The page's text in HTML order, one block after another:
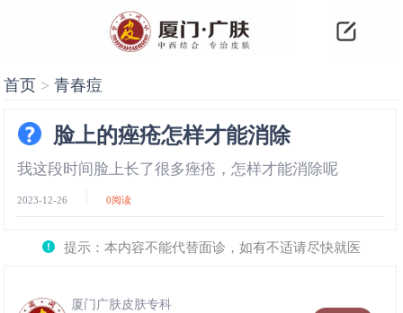
首页 >青春痘
脸上的痤疮怎样才能消除
我这段时间脸上长了很多痤疮，怎样才能消除呢
2023-12-26 0阅读
提示：本内容不能代替面诊，如有不适请尽快就医
厦门广肤皮肤专科